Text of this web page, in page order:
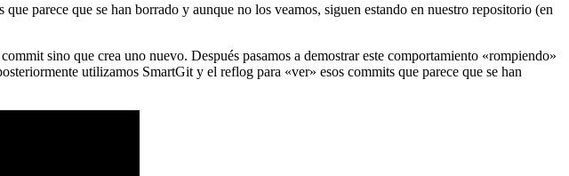
parece que se han borrado y aunque no los veamos, siguen estando en nuestro repositorio (en
sino que crea uno nuevo. Después pasamos a demostrar este comportamiento «rompiendo»
utilizamos SmartGit y el reflog para «ver» esos commits que parece que se han